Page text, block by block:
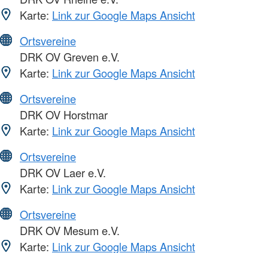
Karte: Link zur Google Maps Ansicht
Ortsvereine
DRK OV Greven e.V.
Karte: Link zur Google Maps Ansicht
Ortsvereine
DRK OV Horstmar
Karte: Link zur Google Maps Ansicht
Ortsvereine
DRK OV Laer e.V.
Karte: Link zur Google Maps Ansicht
Ortsvereine
DRK OV Mesum e.V.
Karte: Link zur Google Maps Ansicht